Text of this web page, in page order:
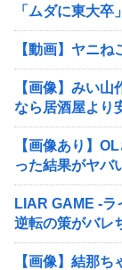
「ムダに東大卒」
【動画】ヤニ
【画像】みい
なら居酒屋より
【画像あり】
った結果がヤバ
LIAR GAME -ラ
逆転の策がバレ
【画像】結那